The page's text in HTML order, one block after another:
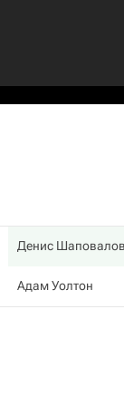
Денис Шаповалов
Адам Уолтон